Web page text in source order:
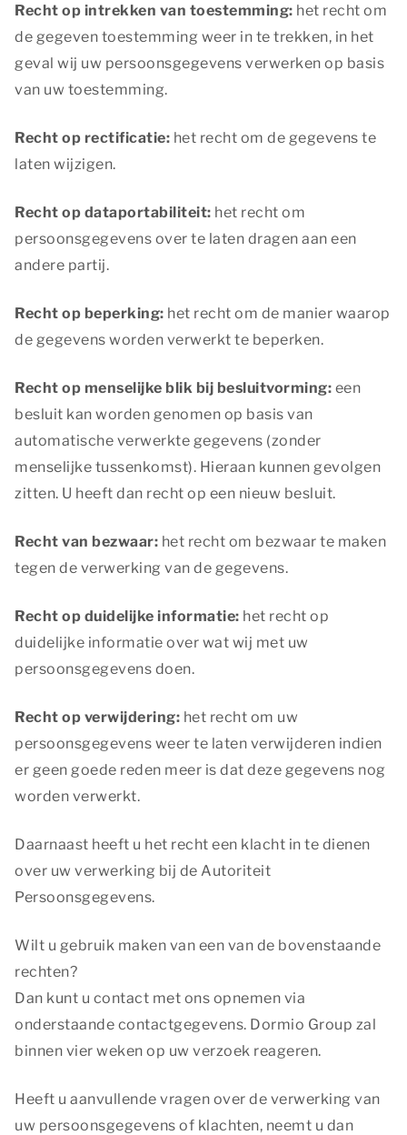
Recht op intrekken van toestemming: het recht om
de gegeven toestemming weer in te trekken, in het
geval wij uw persoonsgegevens verwerken op basis
van uw toestemming.
Recht op rectificatie: het recht om de gegevens te
laten wijzigen.
Recht op dataportabiliteit: het recht om
persoonsgegevens over te laten dragen aan een
andere partij.
Recht op beperking: het recht om de manier waarop
de gegevens worden verwerkt te beperken.
Recht op menselijke blik bij besluitvorming: een
besluit kan worden genomen op basis van
automatische verwerkte gegevens (zonder
menselijke tussenkomst). Hieraan kunnen gevolgen
zitten. U heeft dan recht op een nieuw besluit.
Recht van bezwaar: het recht om bezwaar te maken
tegen de verwerking van de gegevens.
Recht op duidelijke informatie: het recht op
duidelijke informatie over wat wij met uw
persoonsgegevens doen.
Recht op verwijdering: het recht om uw
persoonsgegevens weer te laten verwijderen indien
er geen goede reden meer is dat deze gegevens nog
worden verwerkt.
Daarnaast heeft u het recht een klacht in te dienen
over uw verwerking bij de Autoriteit
Persoonsgegevens.
Wilt u gebruik maken van een van de bovenstaande
rechten?
Dan kunt u contact met ons opnemen via
onderstaande contactgegevens. Dormio Group zal
binnen vier weken op uw verzoek reageren.
Heeft u aanvullende vragen over de verwerking van
uw persoonsgegevens of klachten, neemt u dan